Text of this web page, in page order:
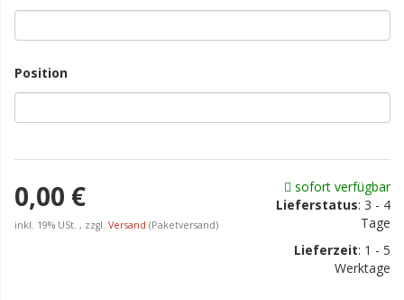
Position
0,00 €
inkl. 19% USt. , zzgl. Versand (Paketversand)
sofort verfügbar
Lieferstatus: 3 - 4
Tage
Lieferzeit: 1 - 5
Werktage